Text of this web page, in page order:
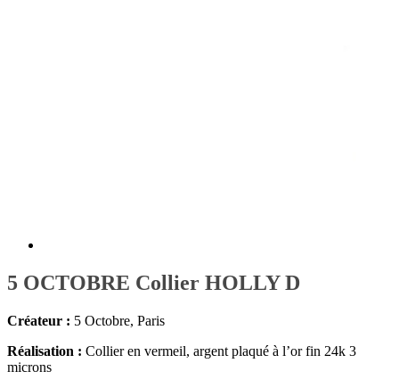
5 OCTOBRE Collier HOLLY D
Créateur : 5 Octobre, Paris
Réalisation : Collier en vermeil, argent plaqué à l’or fin 24k 3
microns